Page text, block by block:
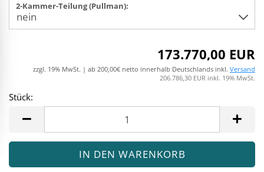
2-Kammer-Teilung (Pullman):
173.770,00 EUR
zzgl. 19% MwSt. | ab 200,00€ netto innerhalb Deutschlands inkl. Versand
206.786,30 EUR inkl. 19% MwSt.
Stück: